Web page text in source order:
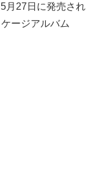
月27日に発売され
ージアルバム